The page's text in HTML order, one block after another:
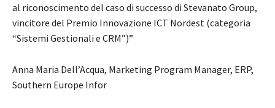
al riconoscimento del caso di successo di Stevanato Group,
vincitore del Premio Innovazione ICT Nordest (categoria
“Sistemi Gestionali e CRM”)”
Anna Maria Dell’Acqua, Marketing Program Manager, ERP,
Southern Europe Infor